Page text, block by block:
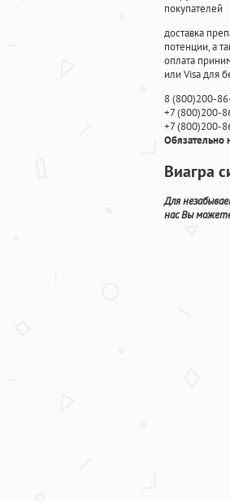
покупателей
доставка
потенции, а
оплата
или Visa для
8(800)200-
+7(800)200-
+7(800)200-
Обязательно
Виагра
Для
нас Вы